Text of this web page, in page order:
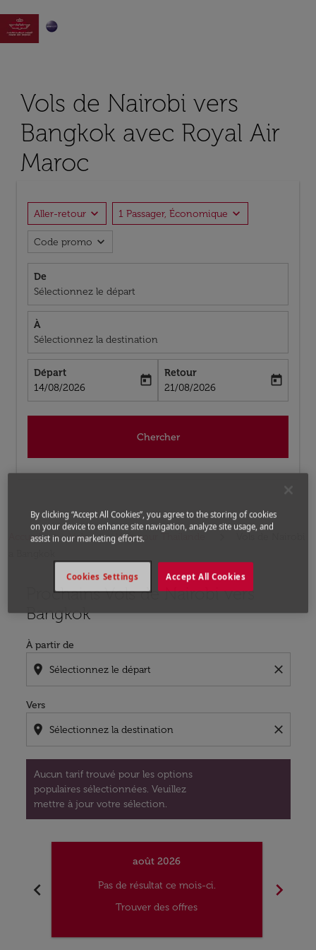

Vols de Nairobi vers
Bangkok avec Royal Air
Maroc
Aller-retour expand_more 1 Passager, Économique expand_more
Code promo expand_more
De
Sélectionnez le départ
À
Sélectionnez la destination
Départ
fc-booking-departure-date-aria-label
14/08/2026
today
Retour
fc-booking-return-date-aria-label
21/08/2026
today
Chercher
Accueil Vols Vols pour Thaïlande
Prochains Vols de Nairobi vers
Bangkok
À partir de
location_on close
Vers
location_on close
Aucun tarif trouvé pour les options
populaires sélectionnées. Veuillez
mettre à jour votre sélection.
Aucun tarif trouvé pour les options populaires
chevron_left
août 2026
Pas de résultat ce mois-ci.
Trouver des offres
chevron_right
By clicking “Accept All Cookies”, you agree to the storing of cookies
on your device to enhance site navigation, analyze site usage, and
assist in our marketing efforts.
Accept All Cookies
Cookies Settings